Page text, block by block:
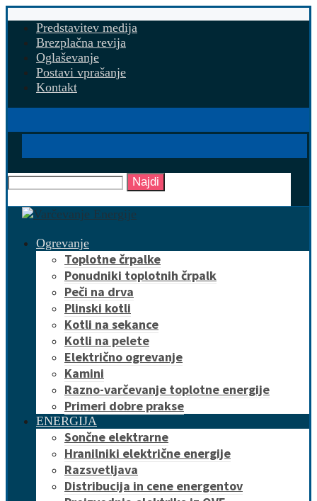
Predstavitev medija
Brezplačna revija
Oglaševanje
Postavi vprašanje
Kontakt
Najdi
Ogrevanje
Toplotne črpalke
Ponudniki toplotnih črpalk
Peči na drva
Plinski kotli
Kotli na sekance
Kotli na pelete
Električno ogrevanje
Kamini
Razno-varčevanje toplotne energije
Primeri dobre prakse
ENERGIJA
Sončne elektrarne
Hranilniki električne energije
Razsvetljava
Distribucija in cene energentov